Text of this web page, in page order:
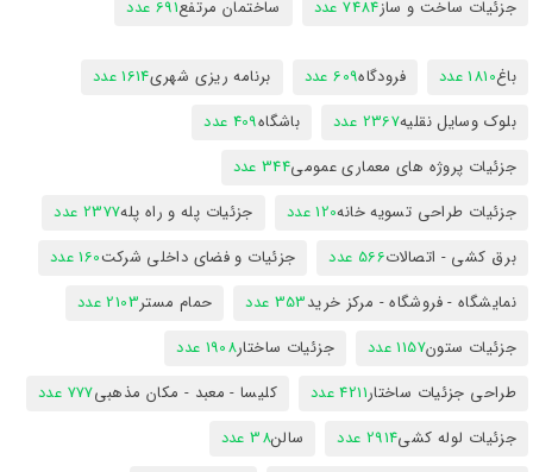
جزئیات ساخت و ساز7484 عدد ساختمان مرتفع691 عدد
باغ1810 عدد فرودگاه609 عدد برنامه ریزی شهری1614 عدد
بلوک وسایل نقلیه2367 عدد باشگاه409 عدد
جزئیات پروژه های معماری عمومی344 عدد
جزئیات طراحی تسویه خانه120 عدد جزئیات پله و راه پله2377 عدد
برق کشی - اتصالات566 عدد جزئیات و فضای داخلی شرکت160 عدد
نمایشگاه - فروشگاه - مرکز خرید353 عدد حمام مستر2103 عدد
جزئیات ستون1157 عدد جزئیات ساختار1908 عدد
طراحی جزئیات ساختار4211 عدد کلیسا - معبد - مکان مذهبی777 عدد
جزئیات لوله کشی2914 عدد سالن38 عدد